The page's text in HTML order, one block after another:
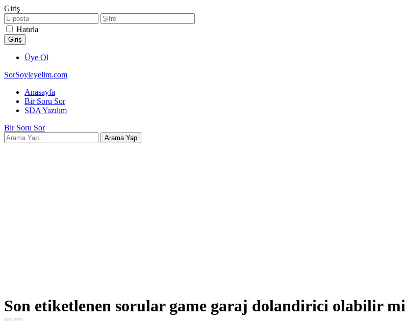
Giriş
Hatırla
Üye Ol
SorSoyleyelim.com
Anasayfa
Bir Soru Sor
SDA Yazılım
Bir Soru Sor
Son etiketlenen sorular game garaj dolandirici olabilir mi